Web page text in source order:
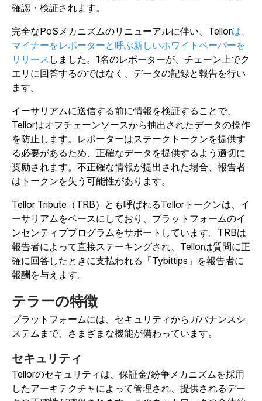
確認・検証されます。
完全なPoSメカニズムのリニューアルに伴い、Tellorは、
マイナーをレポーターと呼ぶ新しいホワイトペーパーを
リリース しました。1名のレポーターが、チェーン上でク
エリに回答するのではなく、データの記録と報告を行い
ます。
イーサリアムに送信する前に情報を検証することで、
Tellorはオフチェーンソースから抽出されたデータの操作
を防止します。レポーターはステークトークンを提供す
る必要があるため、正確なデータを提供するよう適切に
奨励されます。不正確な情報が提出された場合、報告者
はトークンを失う可能性があります。
Tellor Tribute（TRB）とも呼ばれるTellorトークンは、イ
ーサリアムをベースにしており、プラットフォームのイ
ンセンティブプログラムをサポートしています。TRBは
報告者によって直接ステーキングされ、Tellorは質問に正
確に回答したときに支払われる「Tybittips」を報告者に
報酬を与えます。
テラーの特徴
プラットフォームには、セキュリティからガバナンスシ
ステムまで、さまざまな機能が備わっています。
セキュリティ
Tellorのセキュリティは、保証金/紛争メカニズムを採用
したアーキテクチャによって管理され、提供されるデー